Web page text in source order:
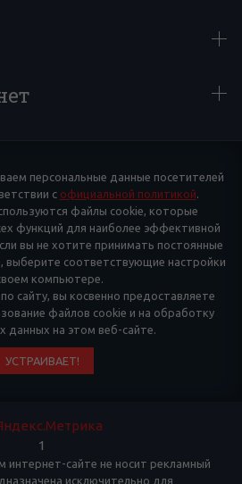
персональные данные посетителей
с официальной политикой.
файлы cookie, которые
функций для наиболее эффективной
вы не хотите принимать постоянные
выберите соответствующие настройки
компьютере.
сайту, вы косвенно предоставляете
файлов cookie и на обработку
данных на этом веб-сайте.
УСТРАИВАЕТ!
1
сайте не носит рекламный
исключительно для